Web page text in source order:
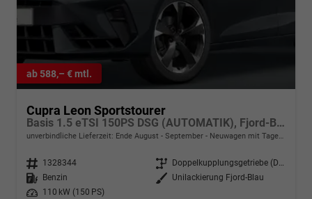
ab 588,– € mtl.
Cupra Leon Sportstourer
Basis 1.5 eTSI 150PS DSG (AUTOMATIK), Fjord-Blau, 18" Alu Garbi, Sitzheizung, M-Lederlenkrad beheizt, Parksensoren vorne und hinten, Adaptiver Tempomat, 3-Zonen-Climatronic, Radio 12,9" + Full Link (Navi-Funktion über Smartphone), Elektr. Heckklappe
unverbindliche Lieferzeit: Ende August - September Neuwagen mit Tageszulassung
Fahrzeugnr. 1328344 Getriebe
Doppelkupplungsgetriebe (DSG)
Kraftstoff
Benzin Außenfarbe
Unilackierung Fjord-Blau
Leistung
110 kW (150 PS)